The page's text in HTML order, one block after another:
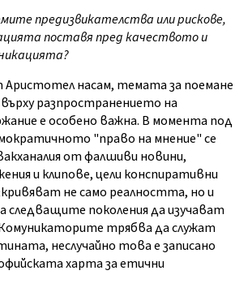
предизвикателства или рискове,
поставя пред качеството и
насам, темата за поемане
разпространението на
е особено важна. В момента под
"право на мнение" се
от фалшиви новини,
и клипове, цели конспиративни
не само реалността, но и
поколения да изучават
трябва да служат
неслучайно това е записано
харта за етични